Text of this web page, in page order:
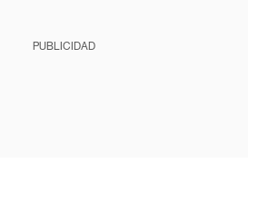
PUBLICIDAD